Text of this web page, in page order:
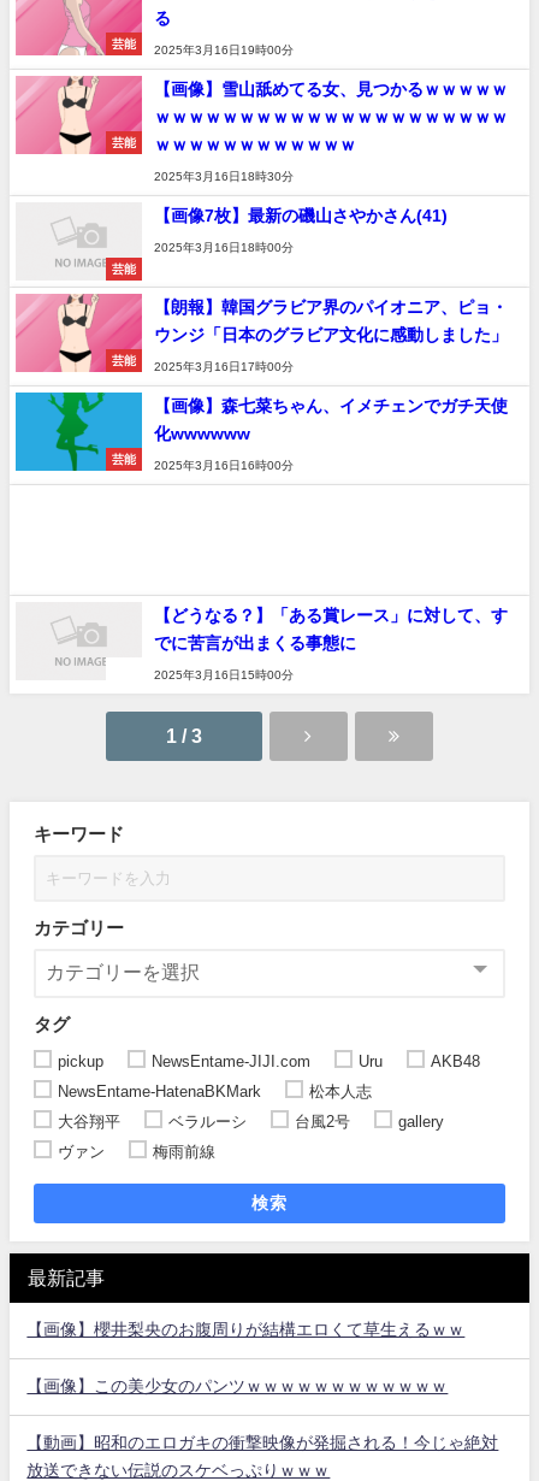
芸能
る
2025年3月16日19時00分
芸能
【画像】雪山舐めてる女、見つかるｗｗｗｗｗ
ｗｗｗｗｗｗｗｗｗｗｗｗｗｗｗｗｗｗｗｗｗ
ｗｗｗｗｗｗｗｗｗｗｗｗ
2025年3月16日18時30分
芸能
【画像7枚】最新の磯山さやかさん(41)
2025年3月16日18時00分
芸能
【朗報】韓国グラビア界のパイオニア、ピョ・
ウンジ「日本のグラビア文化に感動しました」
2025年3月16日17時00分
芸能
【画像】森七菜ちゃん、イメチェンでガチ天使
化wwwwww
2025年3月16日16時00分
【どうなる？】「ある賞レース」に対して、す
でに苦言が出まくる事態に
2025年3月16日15時00分
1 / 3
キーワード
カテゴリー
タグ
pickup NewsEntame-JIJI.com Uru
AKB48
NewsEntame-HatenaBKMark
松本人志
大谷翔平
ベラルーシ 台風2号
gallery
ヴァン
梅雨前線
検索
最新記事
【画像】櫻井梨央のお腹周りが結構エロくて草生えるｗｗ
【画像】この美少女のパンツｗｗｗｗｗｗｗｗｗｗｗｗ
【動画】昭和のエロガキの衝撃映像が発掘される！今じゃ絶対
放送できない伝説のスケベっぷりｗｗｗ